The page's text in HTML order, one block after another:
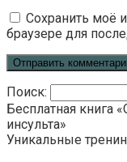
Сохранить моё
браузере для
Поиск:
Бесплатная книга
инсульта»
Уникальные